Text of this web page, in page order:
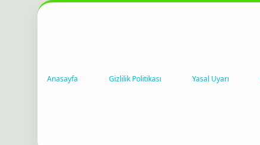
Anasayfa Gizlilik Politikası Yasal Uyarı